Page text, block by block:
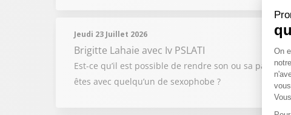
Jeudi 23 Juillet 2026
Brigitte Lahaie avec Iv PSLATI
Est-ce qu’il est possible de rendre son ou sa
êtes avec quelqu’un de sexophobe ?